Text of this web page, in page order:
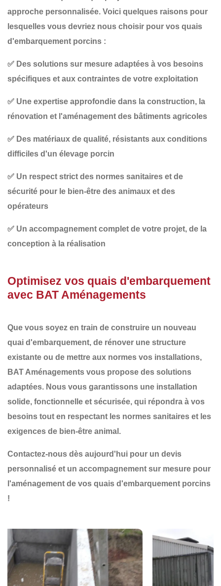
approche personnalisée. Voici quelques raisons pour
lesquelles vous devriez nous choisir pour vos quais
d'embarquement porcins :
✅ Des solutions sur mesure adaptées à vos besoins
spécifiques et aux contraintes de votre exploitation
✅ Une expertise approfondie dans la construction, la
rénovation et l'aménagement des bâtiments agricoles
✅ Des matériaux de qualité, résistants aux conditions
difficiles d'un élevage porcin
✅ Un respect strict des normes sanitaires et de
sécurité pour le bien-être des animaux et des
opérateurs
✅ Un accompagnement complet de votre projet, de la
conception à la réalisation
Optimisez vos quais d'embarquement
avec BAT Aménagements
Que vous soyez en train de construire un nouveau
quai d'embarquement, de rénover une structure
existante ou de mettre aux normes vos installations,
BAT Aménagements vous propose des solutions
adaptées. Nous vous garantissons une installation
solide, fonctionnelle et sécurisée, qui répondra à vos
besoins tout en respectant les normes sanitaires et les
exigences de bien-être animal.
Contactez-nous dès aujourd'hui pour un devis
personnalisé et un accompagnement sur mesure pour
l'aménagement de vos quais d'embarquement porcins
!